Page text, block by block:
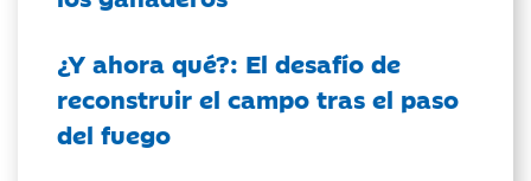
¿Y ahora qué?: El desafío de
reconstruir el campo tras el paso
del fuego